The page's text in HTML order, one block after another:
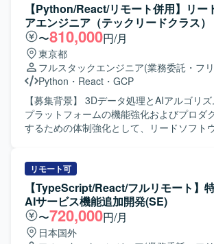
【Python/React/リモート併用】リー
アエンジニア（テックリードクラス）
〜810,000円/月
東京都
フルスタックエンジニア(業務委託・フ
Python ・ React ・ GCP
【募集背景】 3Dデータ処理とAIアルゴリ
プラットフォームの機能強化およびプロダ
するための体制強化として、リードソフト
件定義から設計・実装、運用まで一貫して
ます。具体的には、React/TypeScriptを用
ューア・エディタ機能の設計・開発や、
スケーラブルなAPIおよびバックエンド基盤
モデルを本番環境へ統合するためのMLOps
を行っていただきます。また、技術的不確
リモート可
【TypeScript/React/フルリモート】
AIサービス機能追加開発(SE)
〜720,000円/月
日本国外